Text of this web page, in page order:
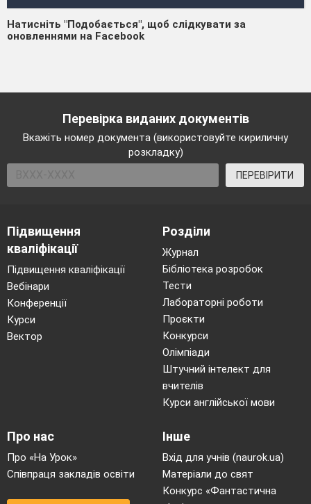
Натисніть "Подобається", щоб слідкувати за
оновленнями на Facebook
Перевірка виданих документів
Вкажіть номер документа (використовуйте кириличну
розкладку)
ПЕРЕВІРИТИ
Підвищення
кваліфікації
Підвищення кваліфікації
Вебінари
Конференції
Курси
Вектор
Розділи
Журнал
Бібліотека розробок
Тести
Лабораторні роботи
Проєкти
Конкурси
Олімпіади
Штучний інтелект для
вчителів
Курси англійської мови
Про нас
Про «На Урок»
Співпраця закладів освіти
Інше
Вхід для учнів (naurok.ua)
Матеріали до свят
Конкурс «Фантастична